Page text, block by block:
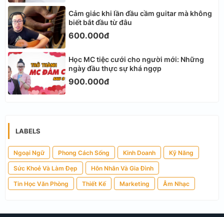
Cảm giác khi lần đầu cầm guitar mà không
biết bắt đầu từ đâu
600.000đ
Học MC tiệc cưới cho người mới: Những
ngày đầu thực sự khá ngợp
900.000đ
LABELS
Ngoại Ngữ Phong Cách Sống Kinh Doanh Kỹ Năng
Sức Khoẻ Và Làm Đẹp Hôn Nhân Và Gia Đình
Tin Học Văn Phòng Thiết Kế Marketing Âm Nhạc